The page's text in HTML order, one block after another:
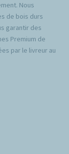
Nous
de bois durs
garantir des
Premium de
par le livreur au